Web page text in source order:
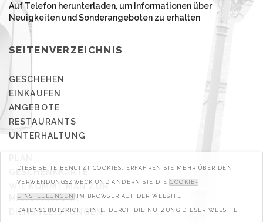
Auf Telefon herunterladen, um Informationen über
Neuigkeiten und Sonderangeboten zu erhalten
SEITENVERZEICHNIS
GESCHEHEN
EINKAUFEN
ANGEBOTE
RESTAURANTS
UNTERHALTUNG
GESCHENKKARTE
WIE KOMMT MAN ZUR
MANUFAKTURA?
DIENSTLEISTUNGEN
DIESE SEITE BENUTZT COOKIES. ERFAHREN SIE MEHR ÜBER DEN
VERWENDUNGSZWECK UND ÄNDERN SIE DIE COOKIE-
EINSTELLUNGEN IM BROWSER AUF DER WEBSITE
DATENSCHUTZRICHTLINIE. DURCH DIE NUTZUNG DIESER WEBSITE